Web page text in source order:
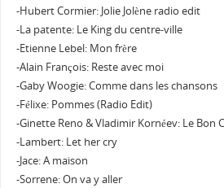
-Hubert Cormier: Jolie Jolène radio edit
-La patente: Le King du centre-ville
-Etienne Lebel: Mon frère
-Alain François: Reste avec moi
-Gaby Woogie: Comme dans les chansons
-Félixe: Pommes (Radio Edit)
-Ginette Reno & Vladimir Kornéev: Le Bon
-Lambert: Let her cry
-Jace: A maison
-Sorrene: On va y aller